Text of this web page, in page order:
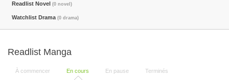
Readlist Novel (0 novel)
Watchlist Drama (0 drama)
Readlist Manga
À commencer En cours En pause Terminés